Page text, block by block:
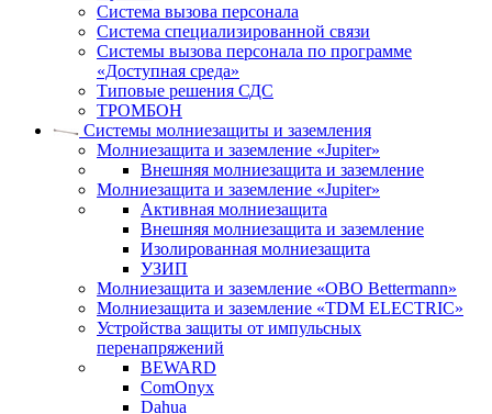
Система вызова персонала
Система специализированной связи
Системы вызова персонала по программе
«Доступная среда»
Типовые решения СДС
ТРОМБОН
Системы молниезащиты и заземления
Молниезащита и заземление «Jupiter»
Внешняя молниезащита и заземление
Молниезащита и заземление «Jupiter»
Активная молниезащита
Внешняя молниезащита и заземление
Изолированная молниезащита
УЗИП
Молниезащита и заземление «OBO Bettermann»
Молниезащита и заземление «TDM ЕLECTRIC»
Устройства защиты от импульсных
перенапряжений
BEWARD
ComOnyx
Dahua